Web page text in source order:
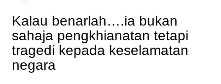
Kalau benarlah….ia bukan
sahaja pengkhianatan tetapi
tragedi kepada keselamatan
negara